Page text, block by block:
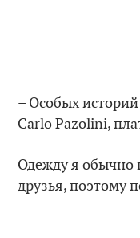
– Особых
Carlo Pazolini,
Одежду я обычно
друзья, поэтому